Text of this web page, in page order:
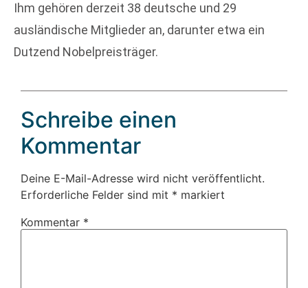
Ihm gehören derzeit 38 deutsche und 29
ausländische Mitglieder an, darunter etwa ein
Dutzend Nobelpreisträger.
Schreibe einen
Kommentar
Deine E-Mail-Adresse wird nicht veröffentlicht.
Erforderliche Felder sind mit * markiert
Kommentar *